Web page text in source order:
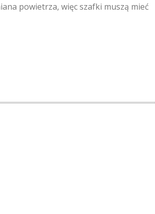
powietrza, więc szafki muszą mieć